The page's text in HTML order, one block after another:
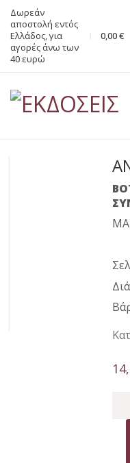
Δωρεάν
αποστολή εντός
Ελλάδος, για
αγορές άνω των
40 ευρώ
0,00€